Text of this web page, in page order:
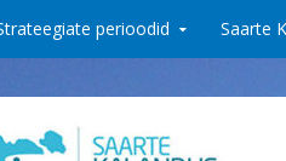
perioodid Saarte